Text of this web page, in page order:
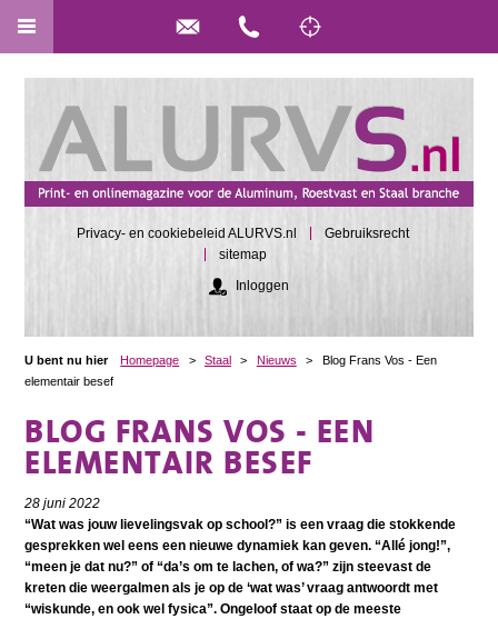
Privacy- en cookiebeleid ALURVS.nl
Gebruiksrecht
sitemap
Inloggen
U bent nu hier Homepage > Staal > Nieuws >
Blog Frans Vos - Een
elementair besef
BLOG FRANS VOS - EEN
ELEMENTAIR BESEF
28 juni 2022
“Wat was jouw lievelingsvak op school?” is een vraag die stokkende
gesprekken wel eens een nieuwe dynamiek kan geven. “Allé jong!”,
“meen je dat nu?” of “da’s om te lachen, of wa?” zijn steevast de
kreten die weergalmen als je op de ‘wat was’ vraag antwoordt met
“wiskunde, en ook wel fysica”. Ongeloof staat op de meeste